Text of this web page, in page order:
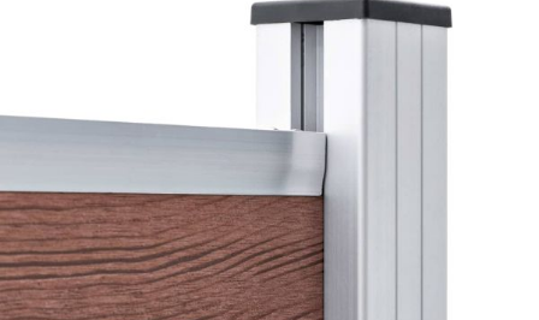
Предоставената таблица е с информационна цел.
Добавете продукта в количката си с бутона "Добави в
Предоставената таблица е с информационна цел.
Добавете продукта в количката си с бутона "Добави в
количката" и при поръчка ще можете да изберете броя
вноски на кредита.
Предоставената таблица е с информационна цел.
Добавете продукта в количката си с бутона "Добави в
количката" и при поръчка ще можете да изберете броя
вноски на кредита.